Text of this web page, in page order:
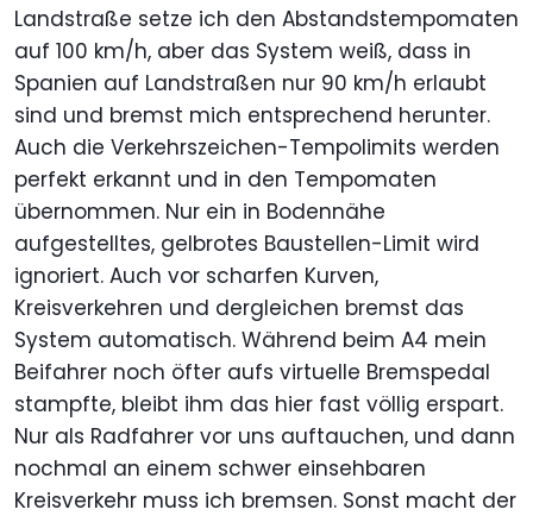
Landstraße setze ich den Abstandstempomaten
auf 100 km/h, aber das System weiß, dass in
Spanien auf Landstraßen nur 90 km/h erlaubt
sind und bremst mich entsprechend herunter.
Auch die Verkehrszeichen-Tempolimits werden
perfekt erkannt und in den Tempomaten
übernommen. Nur ein in Bodennähe
aufgestelltes, gelbrotes Baustellen-Limit wird
ignoriert. Auch vor scharfen Kurven,
Kreisverkehren und dergleichen bremst das
System automatisch. Während beim A4 mein
Beifahrer noch öfter aufs virtuelle Bremspedal
stampfte, bleibt ihm das hier fast völlig erspart.
Nur als Radfahrer vor uns auftauchen, und dann
nochmal an einem schwer einsehbaren
Kreisverkehr muss ich bremsen. Sonst macht der